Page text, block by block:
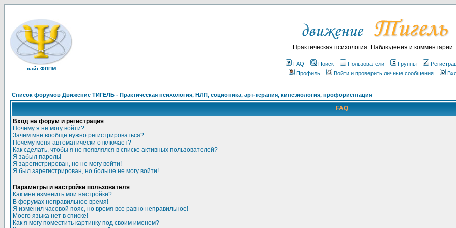
сайт ФППМ
Практическая психология. Наблюдения и комментарии.
FAQ Поиск Пользователи Группы
Профиль
Войти и проверить личные сообщения
Список форумов Движение ТИГЕЛЬ - Практическая психология, НЛП, соционика, арт-терапия, кинезиология, профориентация
FAQ
Вход на форум и регистрация
Почему я не могу войти?
Зачем мне вообще нужно регистрироваться?
Почему меня автоматически отключает?
Как сделать, чтобы я не появлялся в списке активных пользователей?
Я забыл пароль!
Я зарегистрирован, но не могу войти!
Я был зарегистрирован, но больше не могу войти!
Параметры и настройки пользователя
Как мне изменить мои настройки?
В форумах неправильное время!
Я изменил часовой пояс, но время все равно неправильное!
Моего языка нет в списке!
Как я могу поместить картинку под своим именем?